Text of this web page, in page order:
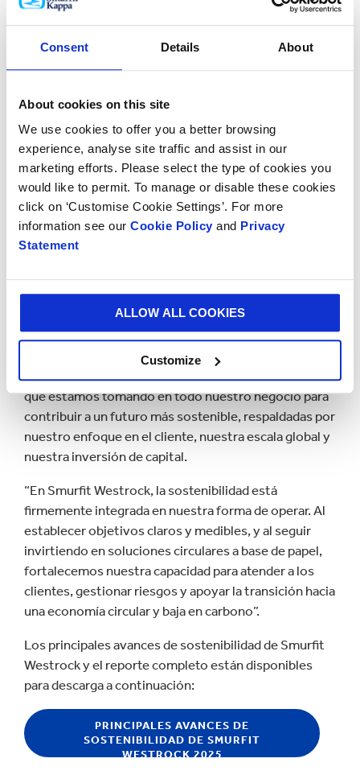
Consent Details About
About cookies on this site
We use cookies to offer you a better browsing
experience, analyse site traffic and assist in our
marketing efforts. Please select the type of cookies you
would like to permit. To manage or disable these cookies
click on ‘Customise Cookie Settings’. For more
information see our Cookie Policy and Privacy
Statement
ALLOW ALL COOKIES
Customize
tangibles para la biodiversidad y las comunidades se
incluyen el trabajo con el Forest Stewardship
Council™ (FSC) para seguir fortaleciendo los
estándares de cadena de custodia, así como una
concurso de biodiversidad Wild Wisdom, dirigido a
miles de estudiantes en Colombia.
Tony Smurfit, presidente y CEO de Smurfit Westrock,
afirmó: “Buscamos el caso de negocio en todo lo que
hacemos, y la sostenibilidad no es la excepción. En los
mercados en los que operamos, grupos de interés
como clientes e inversionistas continúan
nuestra huella ambiental. Creo que un negocio
Garrett Quinn, director global de Sostenibilidad,
Marca y Comunicaciones de Smurfit Westrock,
agregó: “Este reporte ilustra claramente las acciones
que estamos tomando en todo nuestro negocio para
contribuir a un futuro más sostenible, respaldadas por
nuestro enfoque en el cliente, nuestra escala global y
nuestra inversión de capital.
“En Smurfit Westrock, la sostenibilidad está
firmemente integrada en nuestra forma de operar. Al
establecer objetivos claros y medibles, y al seguir
invirtiendo en soluciones circulares a base de papel,
fortalecemos nuestra capacidad para atender a los
clientes, gestionar riesgos y apoyar la transición hacia
una economía circular y baja en carbono”.
Los principales avances de sostenibilidad de Smurfit
Westrock y el reporte completo están disponibles
para descarga a continuación:
PRINCIPALES AVANCES DE
SOSTENIBILIDAD DE SMURFIT
WESTROCK 2025